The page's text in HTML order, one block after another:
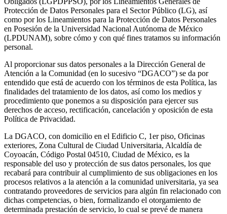
Protección de Datos Personales para el Sector Público (LG), así
como por los Lineamientos para la Protección de Datos Personales
en Posesión de la Universidad Nacional Autónoma de México
(LPDUNAM), sobre cómo y con qué fines tratamos su información
personal.
Al proporcionar sus datos personales a la Dirección General de
Atención a la Comunidad (en lo sucesivo “DGACO”) se da por
entendido que está de acuerdo con los términos de esta Política, las
finalidades del tratamiento de los datos, así como los medios y
procedimiento que ponemos a su disposición para ejercer sus
derechos de acceso, rectificación, cancelación y oposición de esta
Política de Privacidad.
La DGACO, con domicilio en el Edificio C, 1er piso, Oficinas
exteriores, Zona Cultural de Ciudad Universitaria, Alcaldía de
Coyoacán, Código Postal 04510, Ciudad de México, es la
responsable del uso y protección de sus datos personales, los que
recabará para contribuir al cumplimiento de sus obligaciones en los
procesos relativos a la atención a la comunidad universitaria, ya sea
contratando proveedores de servicios para algún fin relacionado con
dichas competencias, o bien, formalizando el otorgamiento de
determinada prestación de servicio, lo cual se prevé de manera